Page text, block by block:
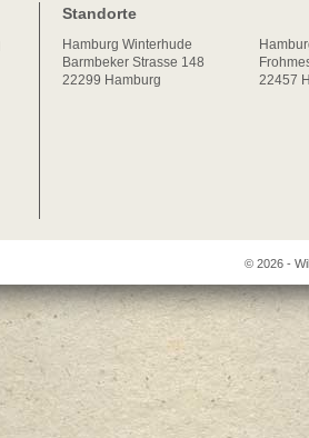
Standorte
Hamburg Winterhude
Barmbeker Strasse 148
22299 Hamburg
22457
© 2026 -